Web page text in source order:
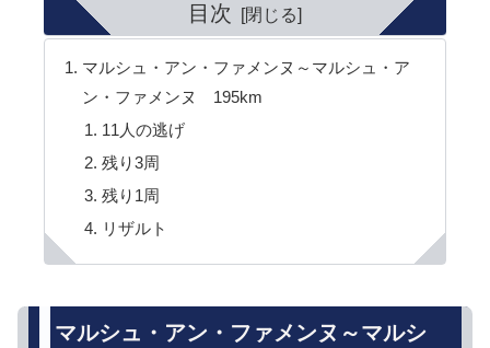
目次
マルシュ・アン・ファメンヌ～マルシュ・ア
ン・ファメンヌ 195km
11人の逃げ
残り3周
残り1周
リザルト
マルシュ・アン・ファメンヌ～マルシ